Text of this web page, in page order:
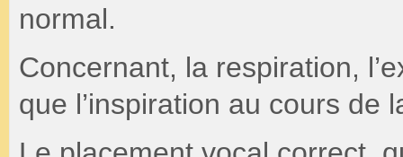
normal.
Concernant, la respiration,
que l’inspiration au cours de